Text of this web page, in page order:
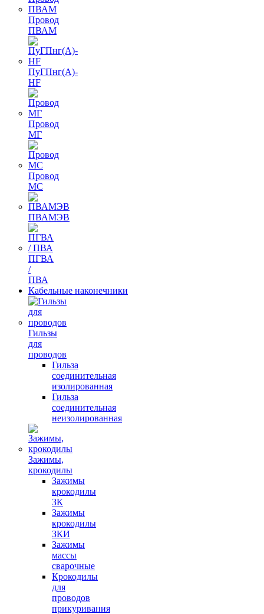
Провод
ПВАМ
ПуГПнг(A)-
HF
Провод
МГ
Провод
МС
ПВАМЭВ
ПГВА
/
ПВА
Кабельные наконечники
Гильзы
для
проводов
Гильза
соединительная
изолированная
Гильза
соединительная
неизолированная
Зажимы,
крокодилы
Зажимы
крокодилы
ЗК
Зажимы
крокодилы
ЗКИ
Зажимы
массы
сварочные
Крокодилы
для
проводов
прикуривания